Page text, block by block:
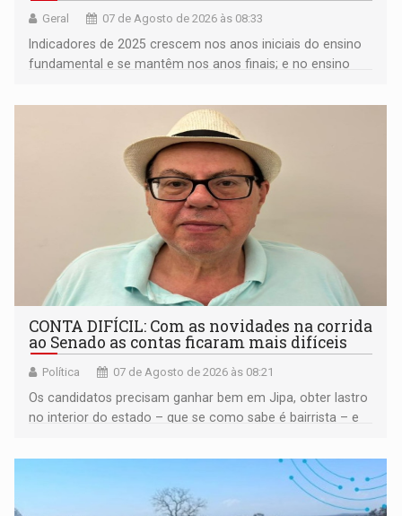
Geral 07 de Agosto de 2026 às 08:33
Indicadores de 2025 crescem nos anos iniciais do ensino
fundamental e se mantêm nos anos finais; e no ensino
CONTA DIFÍCIL: Com as novidades na corrida
ao Senado as contas ficaram mais difíceis
Política 07 de Agosto de 2026 às 08:21
Os candidatos precisam ganhar bem em Jipa, obter lastro
no interior do estado – que se como sabe é bairrista – e
garantir